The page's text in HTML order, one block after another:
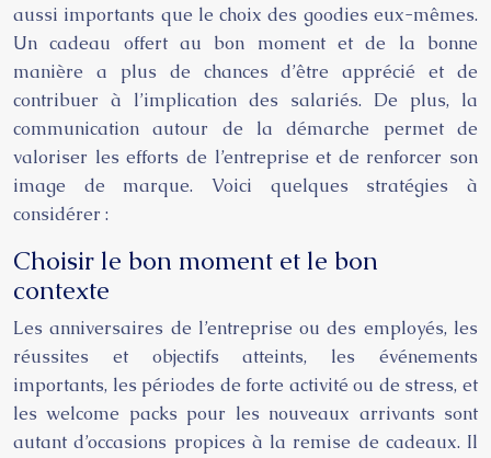
aussi importants que le choix des goodies eux-mêmes.
Un cadeau offert au bon moment et de la bonne
manière a plus de chances d’être apprécié et de
contribuer à l’implication des salariés. De plus, la
communication autour de la démarche permet de
valoriser les efforts de l’entreprise et de renforcer son
image de marque. Voici quelques stratégies à
considérer :
Choisir le bon moment et le bon
contexte
Les anniversaires de l’entreprise ou des employés, les
réussites et objectifs atteints, les événements
importants, les périodes de forte activité ou de stress, et
les welcome packs pour les nouveaux arrivants sont
autant d’occasions propices à la remise de cadeaux. Il